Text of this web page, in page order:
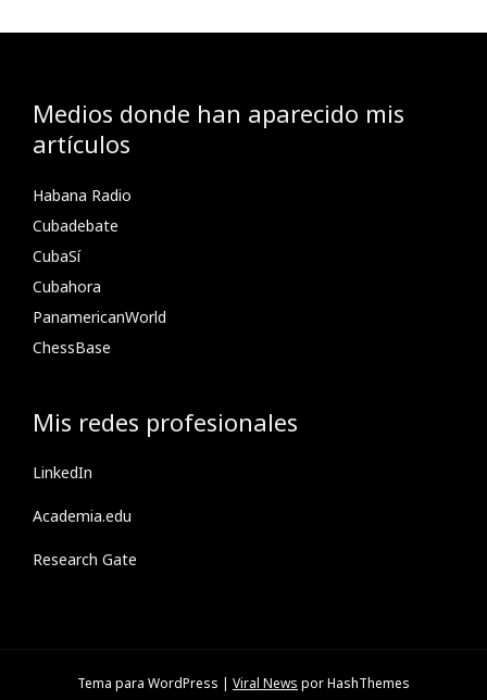
Medios donde han aparecido mis
artículos
Habana Radio
Cubadebate
CubaSí
Cubahora
PanamericanWorld
ChessBase
Mis redes profesionales
LinkedIn
Academia.edu
Research Gate
Tema para WordPress | Viral News por HashThemes